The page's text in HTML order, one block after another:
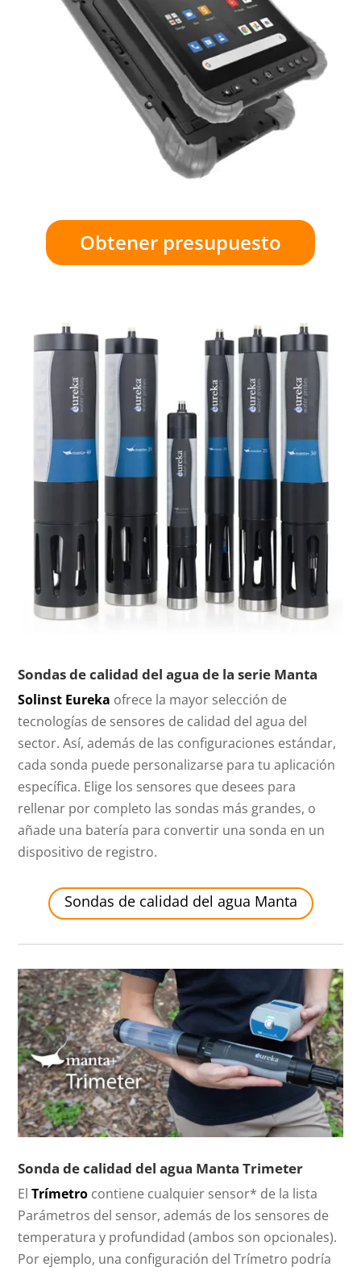
Obtener presupuesto
Sondas de calidad del agua de la serie Manta
Solinst Eureka ofrece la mayor selección de
tecnologías de sensores de calidad del agua del
sector. Así, además de las configuraciones estándar,
cada sonda puede personalizarse para tu aplicación
específica. Elige los sensores que desees para
rellenar por completo las sondas más grandes, o
añade una batería para convertir una sonda en un
dispositivo de registro.
Sondas de calidad del agua Manta
Sonda de calidad del agua Manta Trimeter
ElTrímetro contiene cualquier sensor* de la lista
Parámetros del sensor, además de los sensores de
temperatura y profundidad (ambos son opcionales).
Por ejemplo, una configuración del Trímetro podría